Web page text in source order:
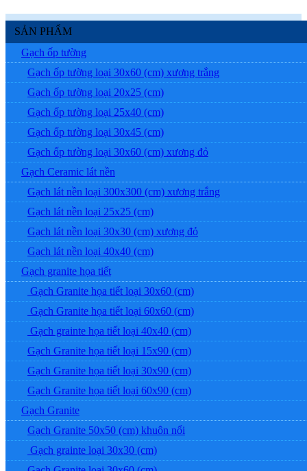
SẢN PHẨM
Gạch ốp tường
Gạch ốp tường loại 30x60 (cm) xương trắng
Gạch ốp tường loại 20x25 (cm)
Gạch ốp tường loại 25x40 (cm)
Gạch ốp tường loại 30x45 (cm)
Gạch ốp tường loại 30x60 (cm) xương đỏ
Gạch Ceramic lát nền
Gạch lát nền loại 300x300 (cm) xương trắng
Gạch lát nền loại 25x25 (cm)
Gạch lát nền loại 30x30 (cm) xương đỏ
Gạch lát nền loại 40x40 (cm)
Gạch granite họa tiết
Gạch Granite họa tiết loại 30x60 (cm)
Gạch Granite họa tiết loại 60x60 (cm)
Gạch grainte họa tiết loại 40x40 (cm)
Gạch Granite họa tiết loại 15x90 (cm)
Gạch Granite họa tiết loại 30x90 (cm)
Gạch Granite họa tiết loại 60x90 (cm)
Gạch Granite
Gạch Granite 50x50 (cm) khuôn nổi
Gạch grainte loại 30x30 (cm)